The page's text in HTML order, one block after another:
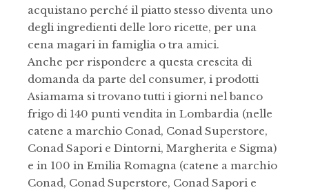
acquistano perché il piatto stesso diventa uno
degli ingredienti delle loro ricette, per una
cena magari in famiglia o tra amici.
Anche per rispondere a questa crescita di
domanda da parte del consumer, i prodotti
Asiamama si trovano tutti i giorni nel banco
frigo di 140 punti vendita in Lombardia (nelle
catene a marchio Conad, Conad Superstore,
Conad Sapori e Dintorni, Margherita e Sigma)
e in 100 in Emilia Romagna (catene a marchio
Conad, Conad Superstore, Conad Sapori e